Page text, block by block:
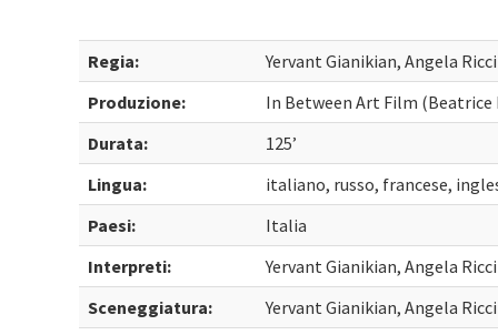
Regia:
Yervant Gianikian, Angela
Produzione:
In Between Art Film (Beatrice
Durata:
125’
Lingua:
italiano, russo, francese,
Paesi:
Italia
Interpreti:
Yervant Gianikian, Angela
Sceneggiatura:
Yervant Gianikian, Angela